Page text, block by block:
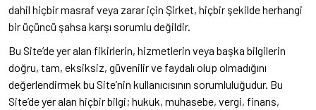
dahil hiçbir masraf veya zarar için Şirket, hiçbir şekilde herhangi
bir üçüncü şahsa karşı sorumlu değildir.
Bu Site’de yer alan fikirlerin, hizmetlerin veya başka bilgilerin
doğru, tam, eksiksiz, güvenilir ve faydalı olup olmadığını
değerlendirmek bu Site’nin kullanıcısının sorumluluğudur. Bu
Site’de yer alan hiçbir bilgi; hukuk, muhasebe, vergi, finans,